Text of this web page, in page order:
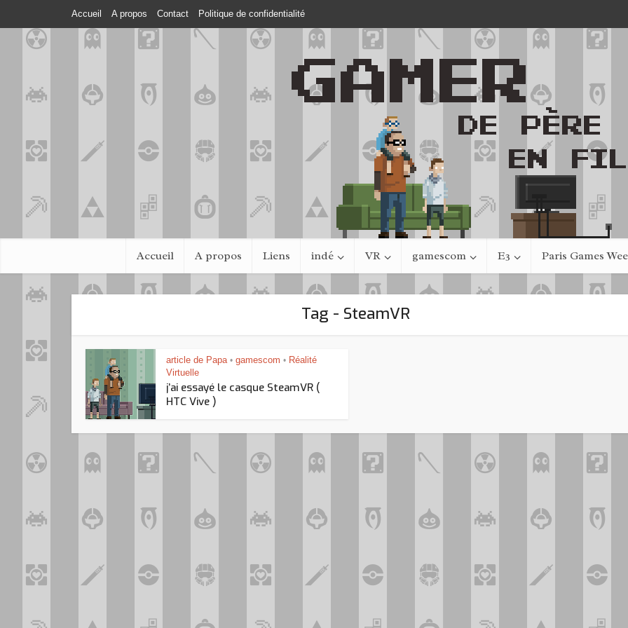
Accueil A propos Contact Politique de confidentialité
Accueil A propos Liens indé VR gamescom E3 Paris Games
Tag - SteamVR
article de Papa • gamescom • Réalité
Virtuelle
j’ai essayé le casque SteamVR (
HTC Vive )
Looking for Fael
Assassin’s Creed Black